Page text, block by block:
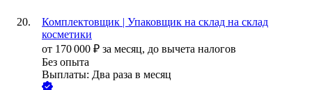
Комплектовщик | Упаковщик на склад на склад
косметики
от 170 000 ₽ за месяц, до вычета налогов
Без опыта
Выплаты: Два раза в месяц